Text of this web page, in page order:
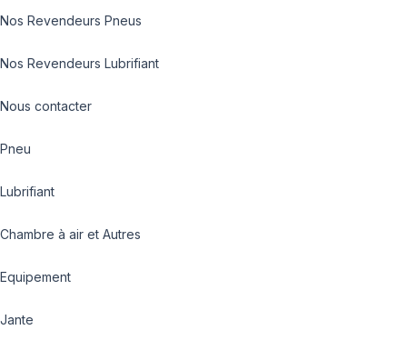
Nos Revendeurs Pneus
Nos Revendeurs Lubrifiant
Nous contacter
Pneu
Lubrifiant
Chambre à air et Autres
Equipement
Jante